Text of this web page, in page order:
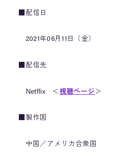
■配信日
2021年06月11日（金）
■配信先
Netflix ＜ 視聴ページ ＞
■製作国
中国／アメリカ合衆国